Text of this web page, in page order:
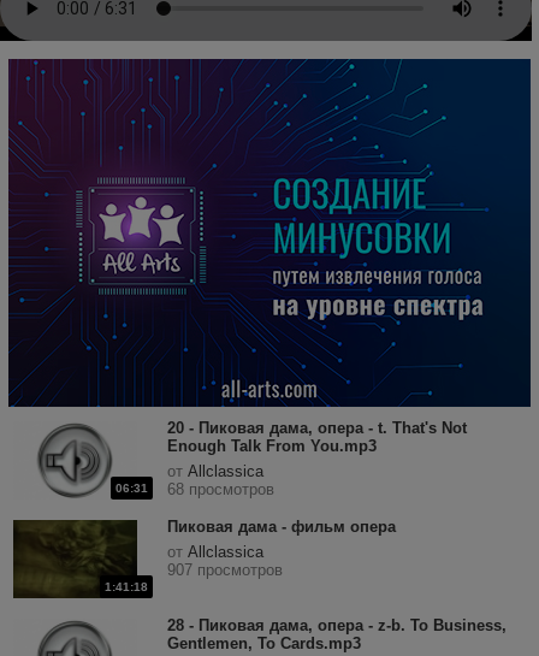
06:31
20 - Пиковая дама, опера - t. That's Not
Enough Talk From You.mp3
от Allclassica
68 просмотров
1:41:18
Пиковая дама - фильм опера
от Allclassica
907 просмотров
28 - Пиковая дама, опера - z-b. To Business,
Gentlemen, To Cards.mp3